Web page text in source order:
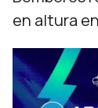
en altura